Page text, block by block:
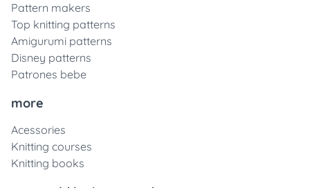
Pattern makers
Top knitting patterns
Amigurumi patterns
Disney patterns
Patrones bebe
more
Acessories
Knitting courses
Knitting books